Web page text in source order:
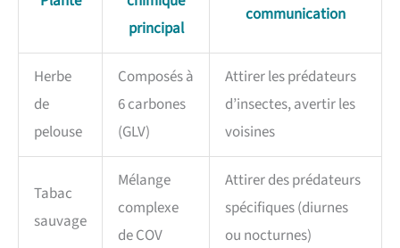
principal
communication
Herbe
de
pelouse
Composés à
6 carbones
(GLV)
Attirer les prédateurs
d’insectes, avertir les
voisines
Tabac
sauvage
Mélange
complexe
de COV
Attirer des prédateurs
spécifiques (diurnes
ou nocturnes)